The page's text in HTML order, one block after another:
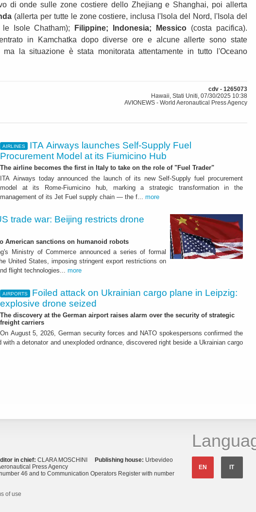
di onde sulle zone costiere dello Zhejiang e Shanghai, poi allerta
(allerta per tutte le zone costiere, inclusa l'Isola del Nord, l'Isola del
Isole Chatham);
Filippine; Indonesia; Messico (costa pacifica).
in Kamchatka dopo diverse ore e alcune allerte sono state
la situazione è stata monitorata attentamente in tutto l'Oceano
cdv - 1265073
Hawaii, Stati Uniti, 07/30/2025 10:38
AVIONEWS - World Aeronautical Press Agency
AIRLINES
ITA Airways launches Self-Supply Fuel
Procurement Model at its Fiumicino Hub
The airline becomes the first in Italy to take on the role of "Fuel Trader"
ITA Airways today announced the launch of its new Self-Supply fuel procurement
model at its Rome-Fiumicino hub, marking a strategic transformation in the
management of its Jet Fuel supply chain — the f... more
trade war: Beijing restricts drone
American sanctions on humanoid robots
Ministry of Commerce announced a series of formal
United States, imposing stringent export restrictions on
flight technologies... more
AIRPORTS
Foiled attack on Ukrainian cargo plane in Leipzig:
explosive drone seized
The discovery at the German airport raises alarm over the security of strategic
freight carriers
On August 5, 2026, German security forces and NATO spokespersons confirmed the
with a detonator and unexploded ordnance, discovered right beside a Ukrainian cargo
in chief: CLARA MOSCHINI Publishing house: Urbevideo
Press Agency
46 and to Communication Operators Register with number
of use
EN IT